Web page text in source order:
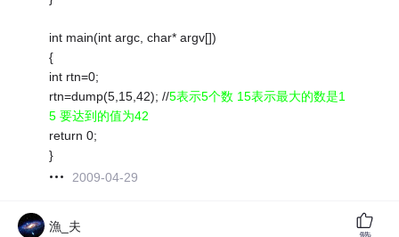
int main(int argc, char* argv[])
{
int rtn=0;
rtn=dump(5,15,42); //5表示5个数 15表示最大的数是1
5 要达到的值为42
return 0;
}
2009-04-29
漁_夫